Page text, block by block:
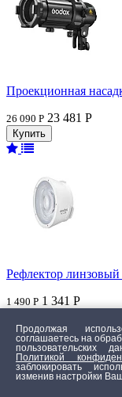
Проекционная
26 090 Р 23 481 Р
Рефлектор
1 490 Р 1 341 Р
Продолжая
соглашаетесь на
пользовательских
Политикой
заблокировать
изменив настройки